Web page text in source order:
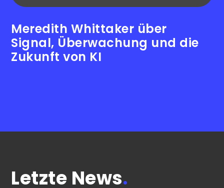
Meredith Whittaker über
Signal, Überwachung und die
Zukunft von KI
Letzte News.